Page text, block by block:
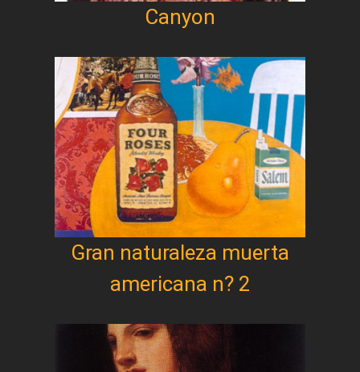
Canyon
Gran naturaleza muerta
americana n? 2